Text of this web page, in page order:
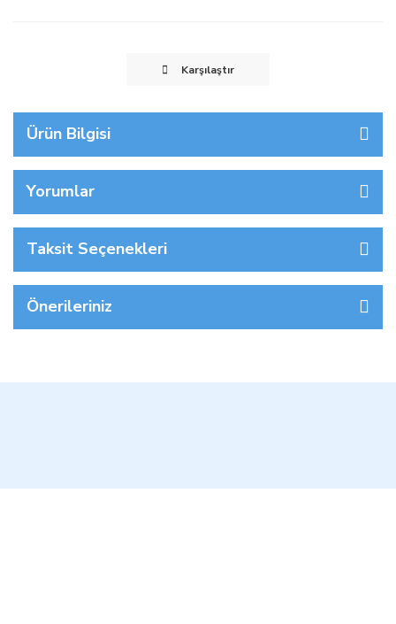
Karşılaştır
Ürün Bilgisi
Yorumlar
Taksit Seçenekleri
Önerileriniz